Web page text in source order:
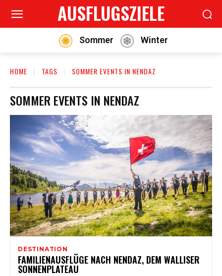
AUSFLUGSZIELE
Sommer Winter
HOME TAGS SOMMER EVENTS IN NENDAZ
SOMMER EVENTS IN NENDAZ
DESTINATION
FAMILIENAUSFLÜGE NACH NENDAZ, DEM WALLISER
SONNENPLATEAU